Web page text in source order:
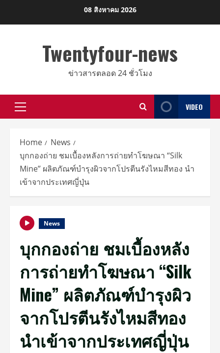
08 สิงหาคม 2026
Twentyfour-news
ข่าวสารตลอด 24 ชั่วโมง
Primary
VIDEO
Home
News
บุกกองถ่าย ชมเบื้องหลังการถ่ายทำโฆษณา “Silk
Mine” ผลิตภัณฑ์บำรุงผิวจากโปรตีนรังไหมสีทอง นำ
เข้าจากประเทศญี่ปุ่น
News
บุกกองถ่าย ชมเบื้องหลัง
การถ่ายทำโฆษณา “Silk
Mine” ผลิตภัณฑ์บำรุงผิว
จากโปรตีนรังไหมสีทอง
นำเข้าจากประเทศญี่ปุ่น